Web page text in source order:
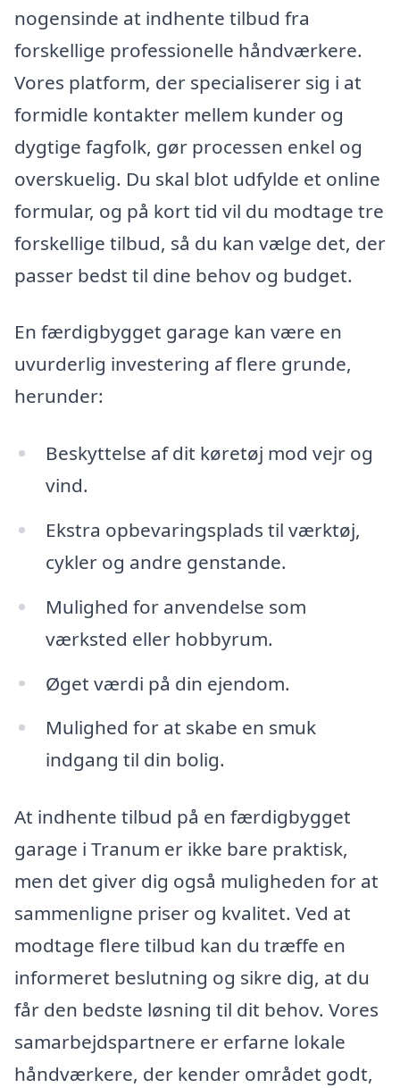
nogensinde at indhente tilbud fra
forskellige professionelle håndværkere.
Vores platform, der specialiserer sig i at
formidle kontakter mellem kunder og
dygtige fagfolk, gør processen enkel og
overskuelig. Du skal blot udfylde et online
formular, og på kort tid vil du modtage tre
forskellige tilbud, så du kan vælge det, der
passer bedst til dine behov og budget.
En færdigbygget garage kan være en
uvurderlig investering af flere grunde,
herunder:
Beskyttelse af dit køretøj mod vejr og
vind.
Ekstra opbevaringsplads til værktøj,
cykler og andre genstande.
Mulighed for anvendelse som
værksted eller hobbyrum.
Øget værdi på din ejendom.
Mulighed for at skabe en smuk
indgang til din bolig.
At indhente tilbud på en færdigbygget
garage i Tranum er ikke bare praktisk,
men det giver dig også muligheden for at
sammenligne priser og kvalitet. Ved at
modtage flere tilbud kan du træffe en
informeret beslutning og sikre dig, at du
får den bedste løsning til dit behov. Vores
samarbejdspartnere er erfarne lokale
håndværkere, der kender området godt,